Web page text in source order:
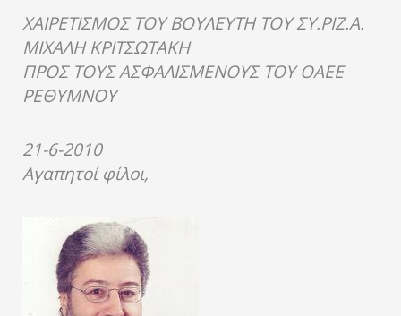
ΧΑΙΡΕΤΙΣΜΟΣ ΤΟΥ ΒΟΥΛΕΥΤΗ ΤΟΥ ΣΥ.ΡΙΖ.Α.
ΜΙΧΑΛΗ ΚΡΙΤΣΩΤΑΚΗ
ΠΡΟΣ ΤΟΥΣ ΑΣΦΑΛΙΣΜΕΝΟΥΣ ΤΟΥ ΟΑΕΕ
ΡΕΘΥΜΝΟΥ
21-6-2010
Αγαπητοί φίλοι,